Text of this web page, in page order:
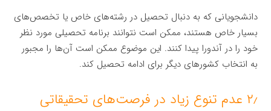
دانشجویانی که به دنبال تحصیل در رشته‌های خاص یا تخصص‌های
بسیار خاص هستند، ممکن است نتوانند برنامه تحصیلی مورد نظر
خود را در آندورا پیدا کنند. این موضوع ممکن است آن‌ها را مجبور
به انتخاب کشورهای دیگر برای ادامه تحصیل کند.
۲٫ عدم تنوع زیاد در فرصت‌های تحقیقاتی